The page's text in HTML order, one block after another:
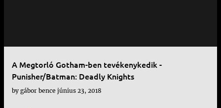
A Megtorló Gotham-ben tevékenykedik -
Punisher/Batman: Deadly Knights
by gábor bence június 23, 2018